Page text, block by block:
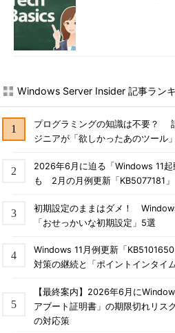
Windows Server Insider 記事ラン
プログラミングの知識は不要？
ジニアが「欲しかったあのツール
2026年6月に迫る「Windows 11
も 2月の月例更新「KB5077181」
初期設定のままはダメ！
「おせっかいな初期設定」5選
Windows 11月例更新「
対策の継続と「ポイントインタイ
【最終案内】2026年6月に
アブート証明書」の期限切れリス
の対応策